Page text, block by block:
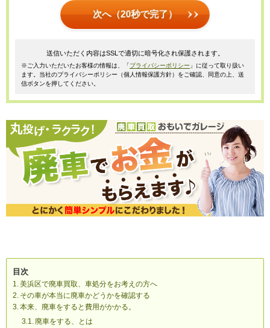
次へ（20秒で完了）
送信いただく内容はSSLで適切に暗号化され保護されます。
※ご入力いただいたお客様の情報は、「プライバシーポリシー 」に従って取り扱い
ます。当社のプライバシーポリシー（個人情報保護方針）をご確認、同意の上、送
信ボタンを押してください。
目次
美浜区で廃車買取、車処分をお考えの方へ
その車が本当に廃車かどうかを確認する
本来、廃車をすると費用がかかる。
廃車をする、とは